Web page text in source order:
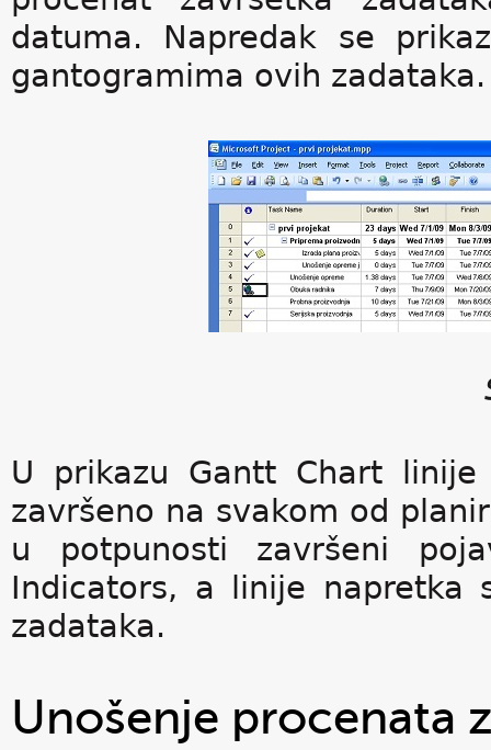
datuma. Napredak se
gantogramima ovih zadataka.
U prikazu Gantt Chart
završeno na svakom od
u potpunosti završeni
Indicators, a linije
zadataka.
Unošenje procenata